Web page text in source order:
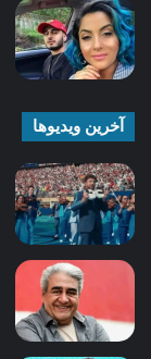
آخرین ویدیوها